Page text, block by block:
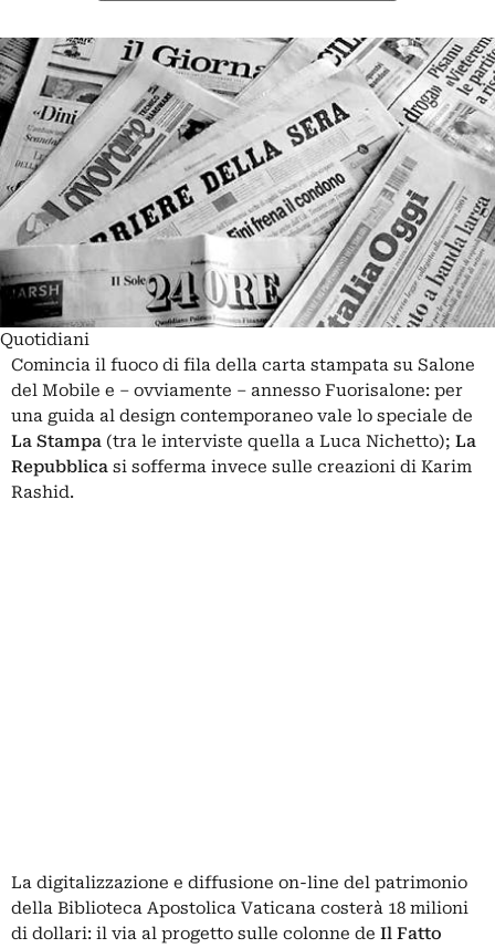
Quotidiani
Comincia il fuoco di fila della carta stampata su Salone
del Mobile e – ovviamente – annesso Fuorisalone: per
una guida al design contemporaneo vale lo speciale de
La Stampa (tra le interviste quella a Luca Nichetto); La
Repubblica si sofferma invece sulle creazioni di Karim
Rashid.
La digitalizzazione e diffusione on-line del patrimonio
della Biblioteca Apostolica Vaticana costerà 18 milioni
di dollari: il via al progetto sulle colonne de Il Fatto